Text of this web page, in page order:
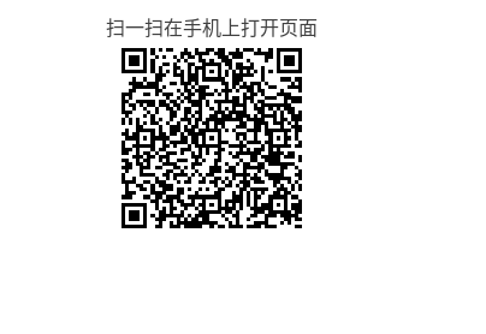
扫一扫在手机上打开页面